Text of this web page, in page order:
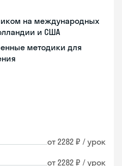
на международных
и США
методики для
от 2282 ₽ / урок
от 2282 ₽ / урок